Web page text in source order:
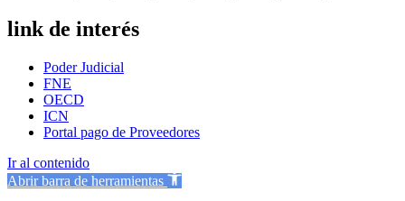
link de interés
Poder Judicial
FNE
OECD
ICN
Portal pago de Proveedores
Ir al contenido
Abrir barra de herramientas